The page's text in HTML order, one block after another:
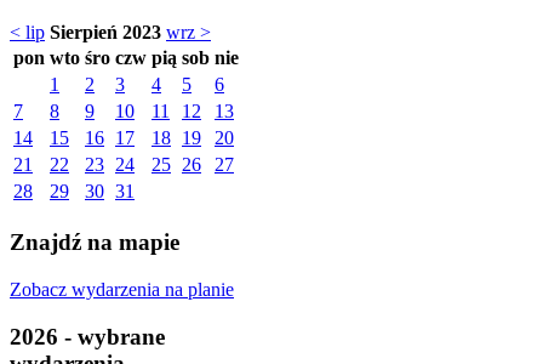
< lip Sierpień 2023 wrz >
pon wto śro czw pią sob nie
1
2 3 4 5
6
7
8 9 10 11 12
13
14
15 16 17 18 19
20
21
22 23 24 25 26
27
28
29 30 31
Znajdź na mapie
Zobacz wydarzenia na planie
2026 - wybrane